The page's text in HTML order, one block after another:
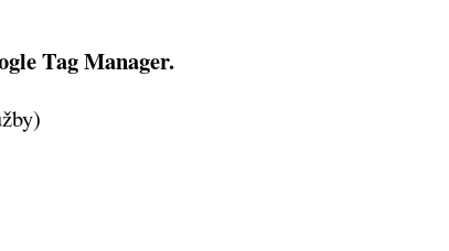
Tag Manager.